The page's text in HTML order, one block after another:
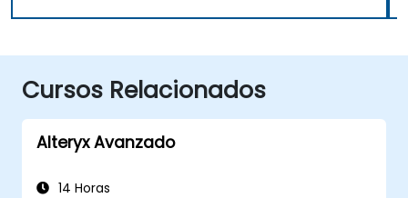
Cursos Relacionados
Alteryx Avanzado
14 Horas